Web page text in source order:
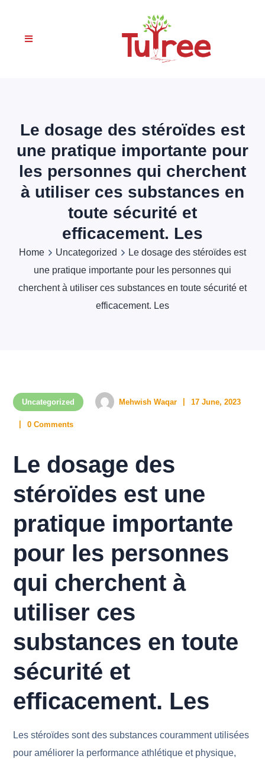
Le dosage des stéroïdes est
une pratique importante pour
les personnes qui cherchent
à utiliser ces substances en
toute sécurité et
efficacement. Les
Home Uncategorized
Le dosage des stéroïdes est
une pratique importante pour les personnes qui
cherchent à utiliser ces substances en toute sécurité et
efficacement. Les
Uncategorized Mehwish Waqar 17 June, 2023
0 Comments
Le dosage des
stéroïdes est une
pratique importante
pour les personnes
qui cherchent à
utiliser ces
substances en toute
sécurité et
efficacement. Les
Les stéroïdes sont des substances couramment utilisées
pour améliorer la performance athlétique et physique,